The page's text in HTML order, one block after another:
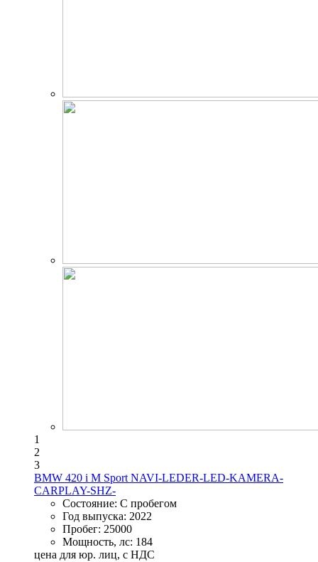
1
2
3
BMW 420 i M Sport NAVI-LEDER-LED-KAMERA-
CARPLAY-SHZ-
Состояние: С пробегом
Год выпуска: 2022
Пробег: 25000
Мощность, лс: 184
цена для юр. лиц, с НДС